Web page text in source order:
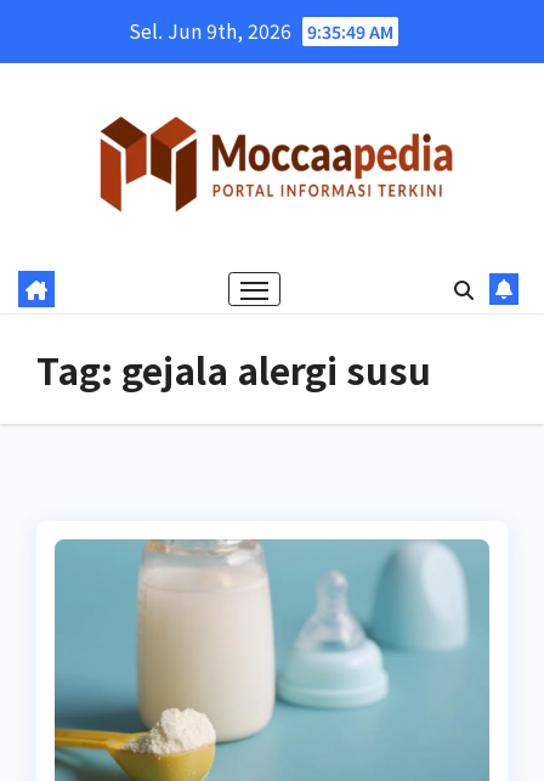
Sel. Jun 9th, 2026 9:35:49 AM
Tag: gejala alergi susu